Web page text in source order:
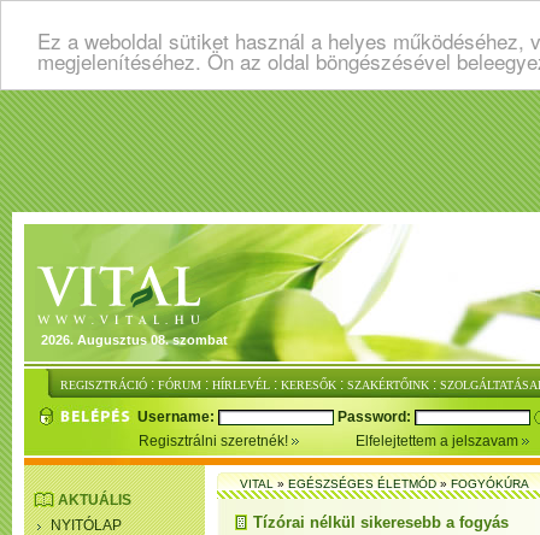
Ez a weboldal sütiket használ a helyes
megjelenítéséhez. Ön az oldal böngészésével
2026. Augusztus 08. szombat
REGISZTRÁCIÓ : FÓRUM : HÍRLEVÉL : KERESŐK : SZAKÉRTŐINK :
Username:
Password:
Regisztrálni szeretnék!
Elfelejtettem a jelszavam
AKTUÁLIS
NYITÓLAP
VITAL»EGÉSZSÉGES ÉLETMÓD»FOGYÓKÚRA
Tízórai nélkül sikeresebb a fogyás